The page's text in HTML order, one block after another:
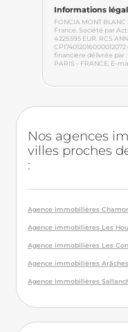
Informations
FONCIA MONT BLANC
France. Société par
4 225 595 EUR. RCS
CPI74012016000012072
financière délivrée par
PARIS - FRANCE, E-
Nos agences
villes proches
:
Agence immobilières
Agence immobilières Les
Agence immobilières Les
Agence immobilières
Agence immobilières